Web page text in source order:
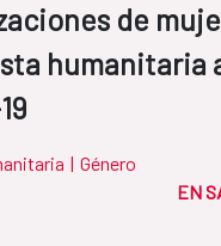
de
humanitaria
| Género
EN